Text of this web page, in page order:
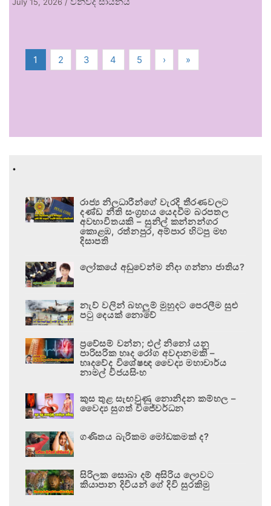
1 2 3 4 5 › »
.
රාජ්‍ය නිලධාරීන්ගේ වැරදි තීරණවලට
දණ්ඩ නීති සංග්‍රහය යෙදවීම බරපතල
අවභාවිතයකි – සුනිල් කන්නන්ගර
කොළඹ, රත්නපුර, අම්පාර හිටපු මහ
දිසාපති
ලෝකයේ අඩුවෙන්ම නිදා ගන්නා ජාතිය?
නැව් වලින් බහලුම් මුහුදට පෙරලීම සුළු
පටු දෙයක් නොවේ
ප්‍රවේසම් වන්න; එල් නිනෝ යනු
පාරිසරික හෘද රෝග අවදානමකි –
හෘදවේද විශේෂඥ වෛද්‍ය මහාචාර්ය
නාමල් විජයසිංහ
කුස තුළ සැඟවුණු නොනිදන කම්හල –
වෛද්‍ය සුගත් විජේවර්ධන
ගණිතය බැරිකම මෝඩකමක් ද?
සිරිලක සොබා දම් අසිරිය ලොවට
කියාපාන දිවියන් ගේ දිවි සුරකිමු